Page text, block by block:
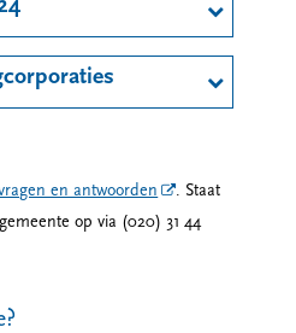
en antwoorden
. Staat
op via (020) 31 44